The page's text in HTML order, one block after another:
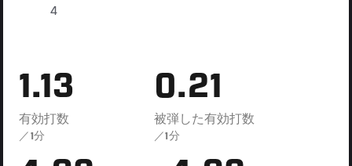
4
1.13
有効打数
／1分
0.21
被弾した有効打数
／1分